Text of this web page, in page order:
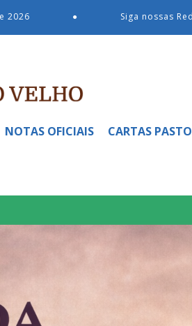
2026 ● Siga nossas
NOTAS OFICIAIS CARTAS